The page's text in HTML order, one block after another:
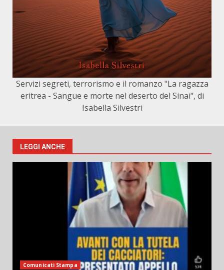
Servizi segreti, terrorismo e il romanzo "La ragazza
eritrea - Sangue e morte nel deserto del Sinai", di
Isabella Silvestri
LEGGI ANCHE
Comunicati Stampa